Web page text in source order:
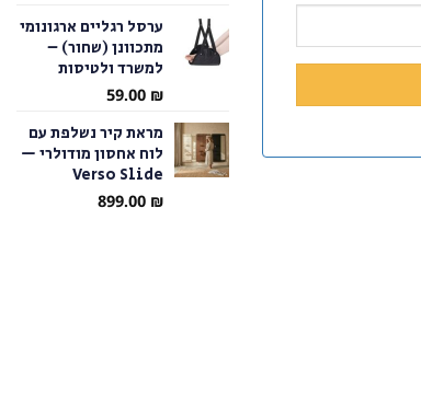
ערסל רגליים ארגונומי
מתכוונן (שחור) –
למשרד ולטיסות
59.00 ₪
מראת קיר נשלפת עם
לוח אחסון מודולרי —
Verso Slide
899.00 ₪